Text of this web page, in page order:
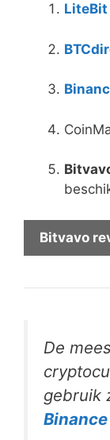
LiteBit
Bitvavo
De
gebruik